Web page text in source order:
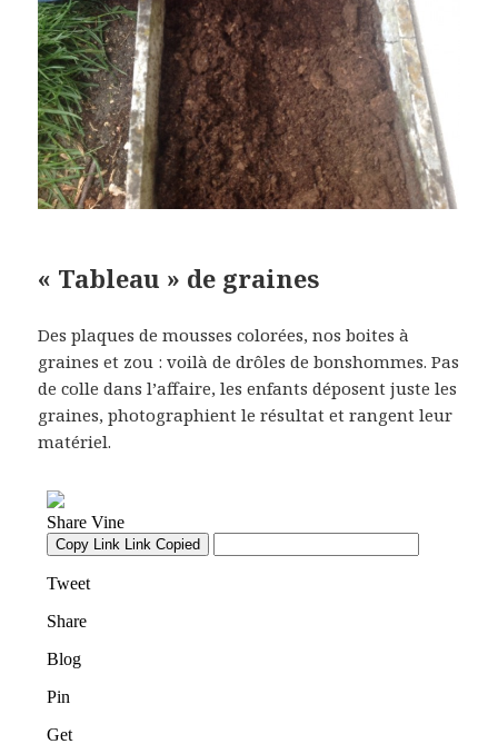
« Tableau » de graines
Des plaques de mousses colorées, nos boites à
graines et zou : voilà de drôles de bonshommes. Pas
de colle dans l’affaire, les enfants déposent juste les
graines, photographient le résultat et rangent leur
matériel.